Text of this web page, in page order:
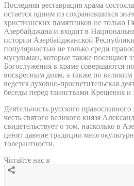
Последняя реставрация храма
остается одним из сохранившихся
христианских памятников не только
Азербайджана и входит в
истории Азербайджанской
популярностью не только среди
мусульман, которые также посещают
Богослужения в храме совершаются
воскресным дням, а также по
ведется духовно-просветительская
беседы перед таинствами Крещения и
Деятельность русского
честь святого великого князя
свидетельствует о том, насколько в
ценят давние традиции
толерантности.
Читайте нас в